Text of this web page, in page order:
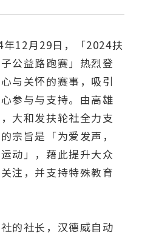
年12月29日，「2024扶
公益路跑赛」热烈登
与关怀的赛事，吸引
参与与支持。由高雄
大和发扶轮社全力支
宗旨是「为爱发声，
动」，藉此提升大众
注，并支持特殊教育
的社长，汉德威自动